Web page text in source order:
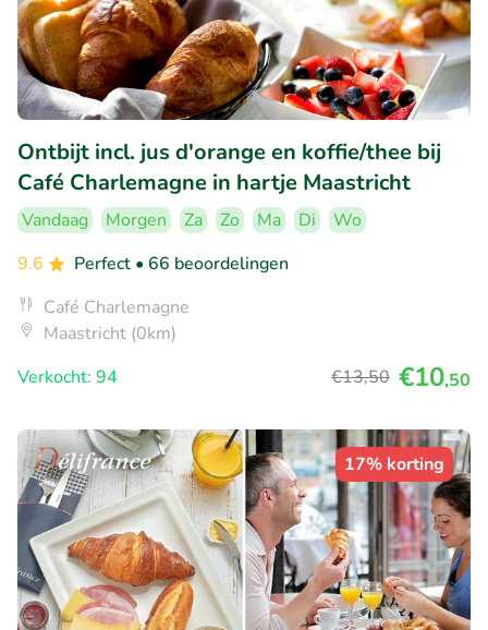
Ontbijt incl. jus d'orange en koffie/thee bij
Café Charlemagne in hartje Maastricht
Vandaag Morgen Za Zo Ma Di
Wo
9.6
Perfect • 66 beoordelingen
Café Charlemagne
Maastricht (0km)
Verkocht: 94
€13,50 €10,50
17% korting